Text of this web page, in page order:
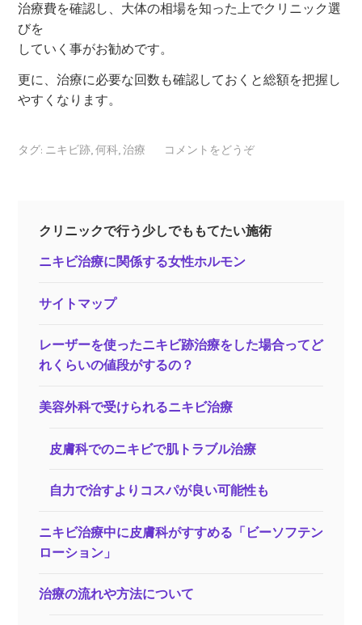
治療費を確認し、大体の相場を知った上でクリニック選
びを
していく事がお勧めです。
更に、治療に必要な回数も確認しておくと総額を把握し
やすくなります。
タグ: ニキビ跡,何科,治療 コメントをどうぞ
クリニックで行う少しでももてたい施術
ニキビ治療に関係する女性ホルモン
サイトマップ
レーザーを使ったニキビ跡治療をした場合ってど
れくらいの値段がするの？
美容外科で受けられるニキビ治療
皮膚科でのニキビで肌トラブル治療
自力で治すよりコスパが良い可能性も
ニキビ治療中に皮膚科がすすめる「ビーソフテン
ローション」
治療の流れや方法について